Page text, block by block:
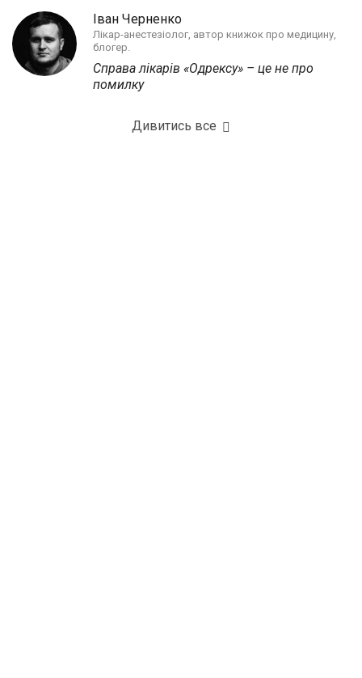
Іван Черненко
Лікар-анестезіолог, автор книжок про медицину,
блогер.
Справа лікарів «Одрексу» – це не про
помилку
Дивитись все